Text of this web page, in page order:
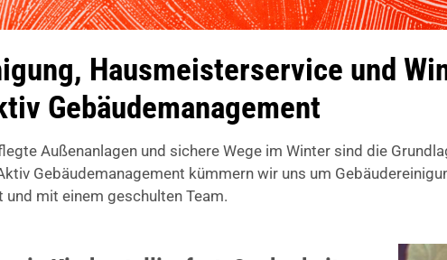
Hausmeisterservice und
Gebäudemanagement
Außenanlagen und sichere Wege im Winter sind die
Gebäudemanagement kümmern wir uns um
mit einem geschulten Team.